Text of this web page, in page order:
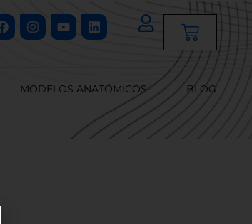
FacebookInstagram
YoutubeLinkedin
Cart
MODELOS ANATÓMICOS BLOG